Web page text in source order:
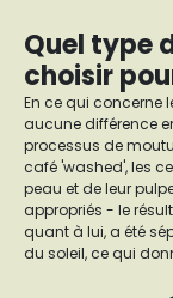
Quel type
choisir
En ce qui concerne
aucune différence
processus de
café 'washed', les
peau et de leur
appropriés - le
quant à lui, a été
du soleil, ce qui